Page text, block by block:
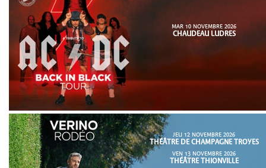
MAR 10 NOVEMBRE 2026
CHAUDEAU LUDRES
JEU 12 NOVEMBRE 2026
THÉÂTRE DE CHAMPAGNE TROYES
VEN 13 NOVEMBRE 2026
THÉÂTRE THIONVILLE